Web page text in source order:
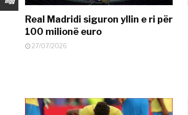
Real Madridi siguron yllin e ri për
100 milionë euro
27/07/2026